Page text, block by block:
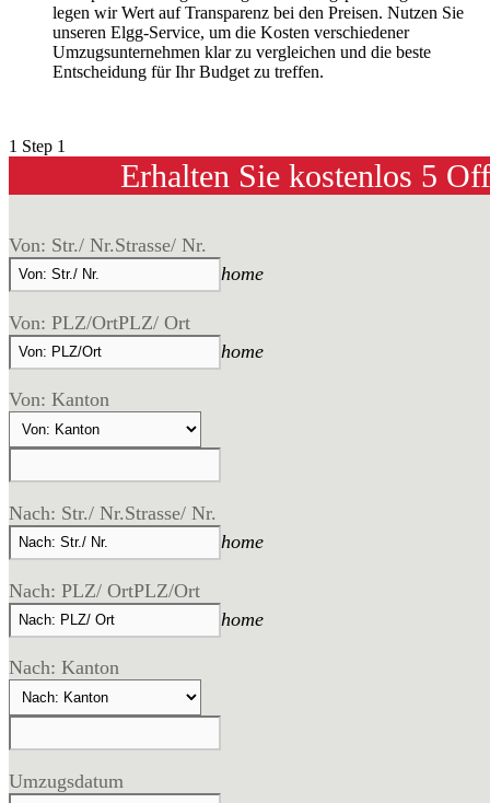
legen wir Wert auf Transparenz bei den Preisen. Nutzen Sie
unseren Elgg-Service, um die Kosten verschiedener
Umzugsunternehmen klar zu vergleichen und die beste
Entscheidung für Ihr Budget zu treffen.
1 Step 1
Erhalten Sie kostenlos 5
Von: Str./ Nr.Strasse/ Nr.
home
Von: PLZ/OrtPLZ/ Ort
home
Von: Kanton
Nach: Str./ Nr.Strasse/ Nr.
home
Nach: PLZ/ OrtPLZ/Ort
home
Nach: Kanton
Umzugsdatum